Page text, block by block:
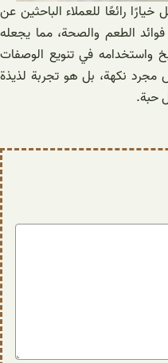
رائعًا للعملاء الباحثين عن
الطعم والصحة، مما يجعله
واستخدامه في تنويع الوصفات
مجرد نكهة، بل هو تجربة لذيذة
حبة.